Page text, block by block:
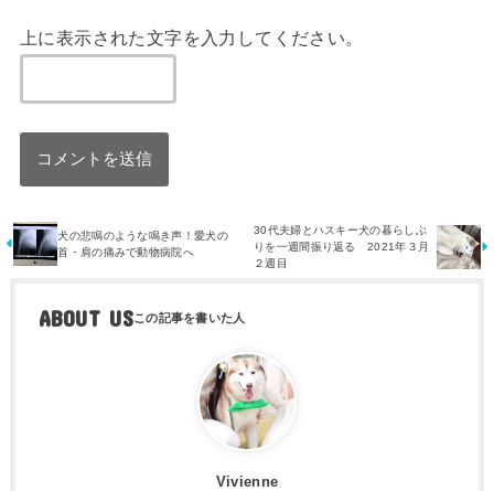
上に表示された文字を入力してください。
犬の悲鳴のような鳴き声！愛犬の
首・肩の痛みで動物病院へ
30代夫婦とハスキー犬の暮らしぶ
りを一週間振り返る 2021年３月
２週目
ABOUT US
Vivienne